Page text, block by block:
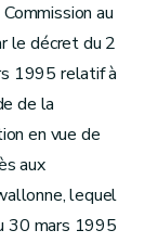
au
le décret du 2
1995 relatif à
de la
en vue de
aux
lequel
30 mars 1995